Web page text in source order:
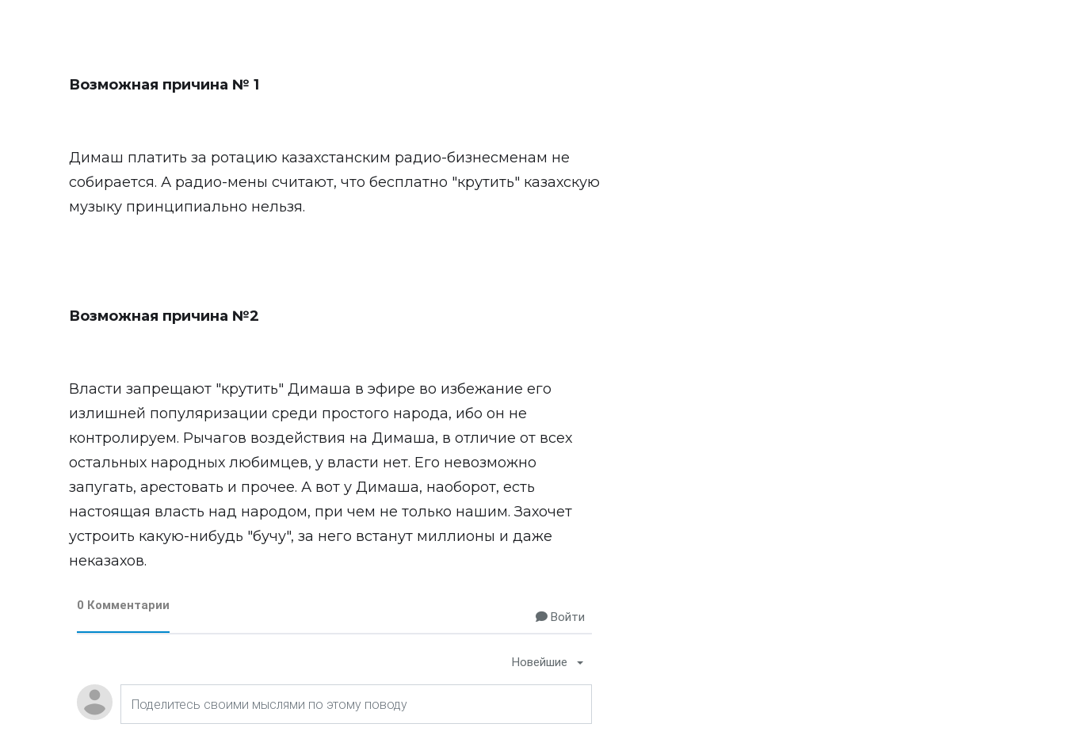
Возможная причина № 1
Димаш платить за ротацию казахстанским радио-бизнесменам не
собирается. А радио-мены считают, что бесплатно "крутить" казахскую
музыку принципиально нельзя.
Возможная причина №2
Власти запрещают "крутить" Димаша в эфире во избежание его
излишней популяризации среди простого народа, ибо он не
контролируем. Рычагов воздействия на Димаша, в отличие от всех
остальных народных любимцев, у власти нет. Его невозможно
запугать, арестовать и прочее. А вот у Димаша, наоборот, есть
настоящая власть над народом, при чем не только нашим. Захочет
устроить какую-нибудь "бучу", за него встанут миллионы и даже
неказахов.
0 Комментарии
Войти
Новейшие